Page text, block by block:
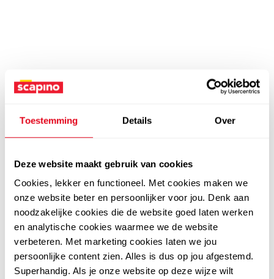
Toestemming Details Over
Deze website maakt gebruik van cookies
Cookies, lekker en functioneel. Met cookies maken we
onze website beter en persoonlijker voor jou. Denk aan
noodzakelijke cookies die de website goed laten werken
en analytische cookies waarmee we de website
verbeteren. Met marketing cookies laten we jou
persoonlijke content zien. Alles is dus op jou afgestemd.
Superhandig. Als je onze website op deze wijze wilt